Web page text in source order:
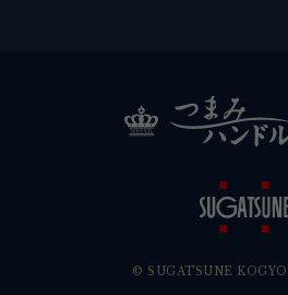
© SUGATSUNE